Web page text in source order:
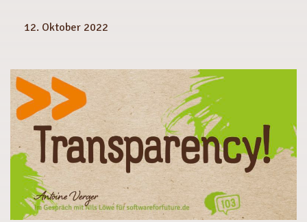
12. Oktober 2022